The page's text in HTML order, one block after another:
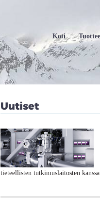
Koti
Uutiset
tieteellisten tutkimuslaitosten